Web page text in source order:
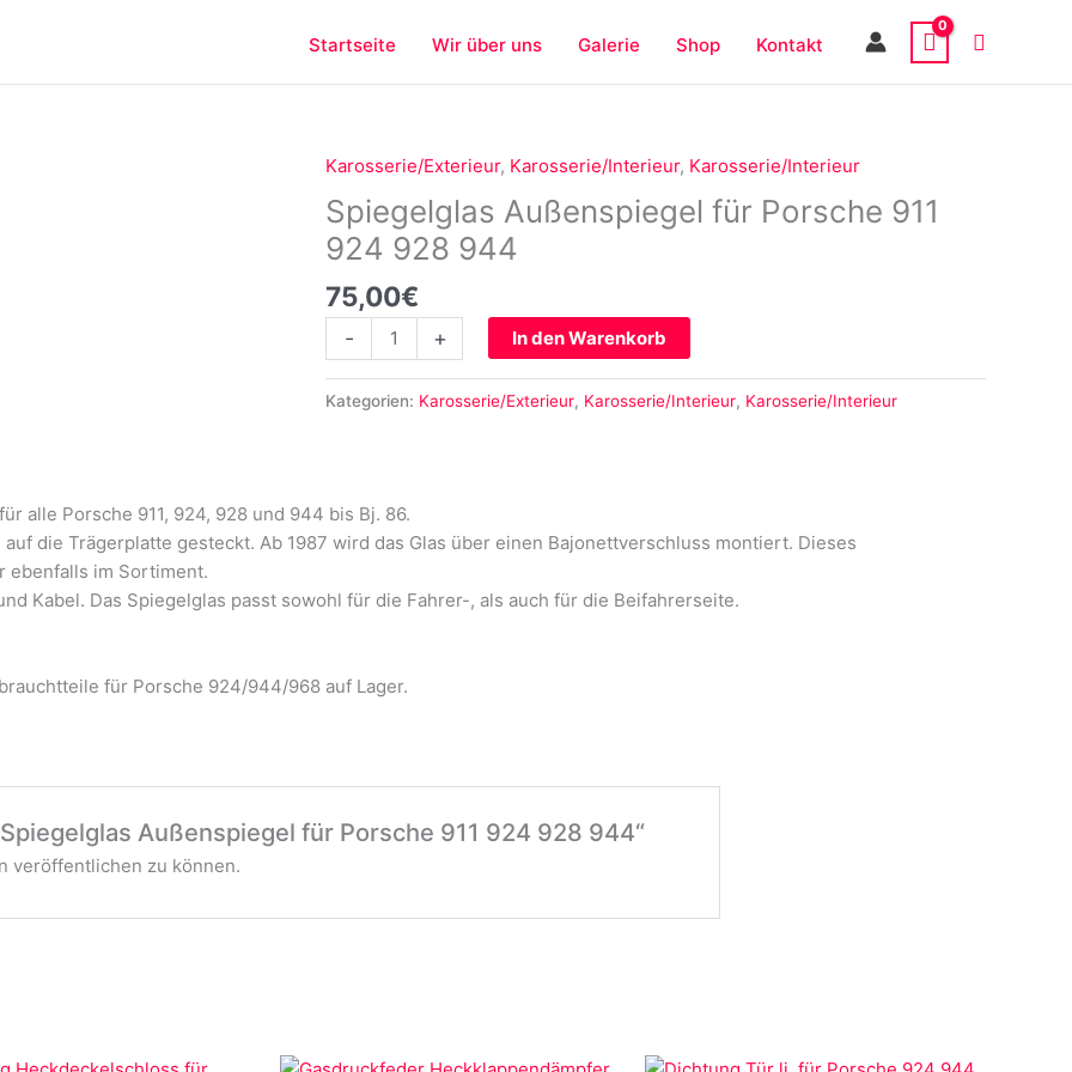
Startseite Wir über uns Galerie Shop Kontakt
Karosserie/Exterieur, Karosserie/Interieur, Karosserie/Interieur
Spiegelglas Außenspiegel für Porsche 911
924 928 944
75,00€
-
Spiegelglas
Außenspiegel
für
Porsche
911
924
928
Menge
+ In den Warenkorb
Kategorien: Karosserie/Exterieur, Karosserie/Interieur, Karosserie/Interieur
alle Porsche 911, 924, 928 und 944 bis Bj. 86.
auf die Trägerplatte gesteckt. Ab 1987 wird das Glas über einen Bajonettverschluss montiert. Dieses
ebenfalls im Sortiment.
Kabel. Das Spiegelglas passt sowohl für die Fahrer-, als auch für die Beifahrerseite.
für Porsche 924/944/968 auf Lager.
Außenspiegel für Porsche 911 924 928 944“
veröffentlichen zu können.